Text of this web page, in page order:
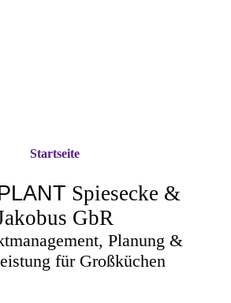
Spiesecke &
GbR
Planung &
für Großküchen
Startseite